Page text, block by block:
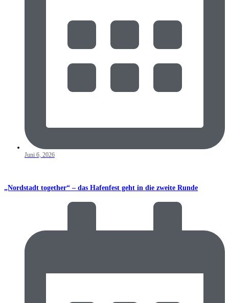
Juni 6, 2026
„Nordstadt together“ – das Hafenfest geht in die zweite Runde